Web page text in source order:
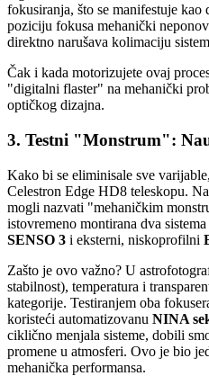
fokusiranja, što se manifestuje
poziciju fokusa mehanički
direktno narušava kolimaciju
Čak i kada motorizujete ovaj
"digitalni flaster" na mehanički
optičkog dizajna.
3. Testni "Monstrum":
Kako bi se eliminisale sve
Celestron Edge HD8 teleskopu.
mogli nazvati "mehaničkim
istovremeno montirana dva
SENSO 3 i eksterni, niskoprofilni
Zašto je ovo važno? U
stabilnost), temperatura i
kategorije. Testiranjem oba
koristeći automatizovanu NINA
ciklično menjala sisteme, dobili
promene u atmosferi. Ovo je bio
mehanička performansa.